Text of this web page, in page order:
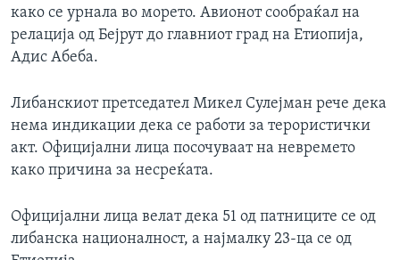
како се урнала во морето. Авионот сообраќал на
релација од Бејрут до главниот град на Етиопија,
Адис Абеба.
Либанскиот претседател Микел Сулејман рече дека
нема индикации дека се работи за терористички
акт. Официјални лица посочуваат на невремето
како причина за несреќата.
Официјални лица велат дека 51 од патниците се од
либанска националност, а најмалку 23-ца се од